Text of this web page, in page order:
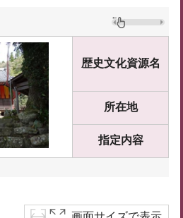
歴史文化資源名
所在地
指定内容